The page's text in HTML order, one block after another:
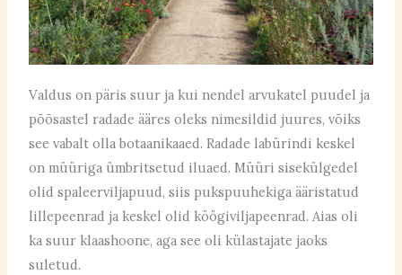
Valdus on päris suur ja kui nendel arvukatel puudel ja
põõsastel radade ääres oleks nimesildid juures, võiks
see vabalt olla botaanikaaed. Radade labürindi keskel
on müüriga ümbritsetud iluaed. Müüri sisekülgedel
olid spaleerviljapuud, siis pukspuuhekiga ääristatud
lillepeenrad ja keskel olid köögiviljapeenrad. Aias oli
ka suur klaashoone, aga see oli külastajate jaoks
suletud.